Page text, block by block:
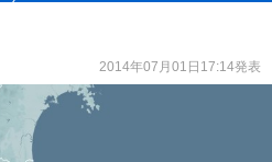
2014年07月01日17:14発表